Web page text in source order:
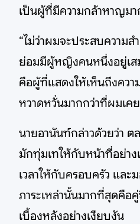
เป็นผู้ที่มีความกล้าหาญมา
“ไม่ว่าผมจะประสบความส
ย่อมมีผู้หญิงคนหนึ่งอยู่เส
คือผู้ที่แสดงให้เห็นถึงควา
หวาดหวั่นมากกว่าที่ผมเค
นายอานันท์กล่าวด้วยว่า ต
มักทุ่มเทให้กับหน้าที่อย่าง
เวลาให้กับครอบครัว แล
ภาระเหล่านั้นมากที่สุดคื
เบื้องหลังอย่างเงียบงัน